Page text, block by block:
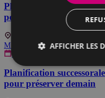
Planification
pour préserver demain
M’inscrire
1 septembre 2026
Planification
pour préserver demain
AFFICHER LES